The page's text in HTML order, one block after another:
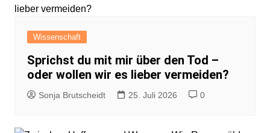
Wissenschaft
Sprichst du mit mir über den Tod –
oder wollen wir es lieber vermeiden?
Sonja Brutscheidt 25. Juli 2026 0